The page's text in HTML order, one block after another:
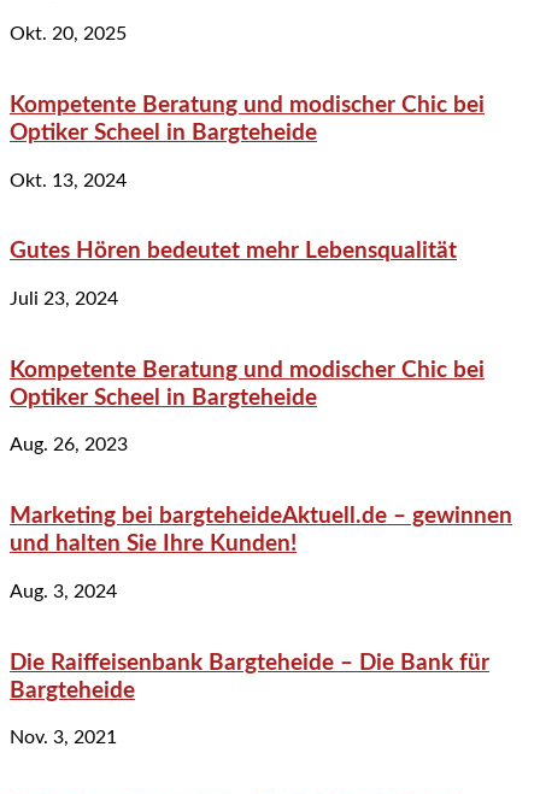
Okt. 20, 2025
Kompetente Beratung und modischer Chic bei
Optiker Scheel in Bargteheide
Okt. 13, 2024
Gutes Hören bedeutet mehr Lebensqualität
Juli 23, 2024
Kompetente Beratung und modischer Chic bei
Optiker Scheel in Bargteheide
Aug. 26, 2023
Marketing bei bargteheideAktuell.de – gewinnen
und halten Sie Ihre Kunden!
Aug. 3, 2024
Die Raiffeisenbank Bargteheide – Die Bank für
Bargteheide
Nov. 3, 2021